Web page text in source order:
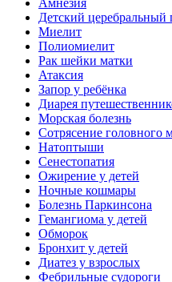
Амнезия
Детский
Миелит
Полиомиелит
Рак шейки матки
Атаксия
Запор у ребёнка
Диарея
Морская болезнь
Сотрясение головного
Натоптыши
Сенестопатия
Ожирение у детей
Ночные кошмары
Болезнь Паркинсона
Гемангиома у детей
Обморок
Бронхит у детей
Диатез у взрослых
Фебрильные судороги